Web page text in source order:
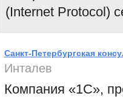
(Internet Protocol)
Санкт-Петербургская
Инталев
Компания «1С»,